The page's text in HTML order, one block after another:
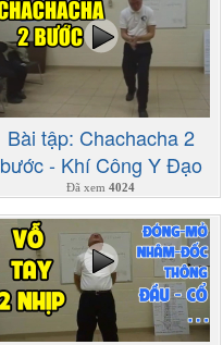
Bài tập: Chachacha 2
bước - Khí Công Y Đạo
Đã xem4024